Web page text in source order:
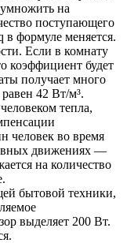
на
поступающего
в формуле меняется.
Если в комнату
коэффициент будет
получает много
42 Вт/м³.
тепла,
человек во время
движениях —
на количество
бытовой техники,
выделяет 200 Вт.